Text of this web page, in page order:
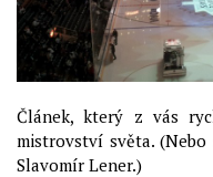
Článek, který z vás
mistrovství světa.
Slavomír Lener.)